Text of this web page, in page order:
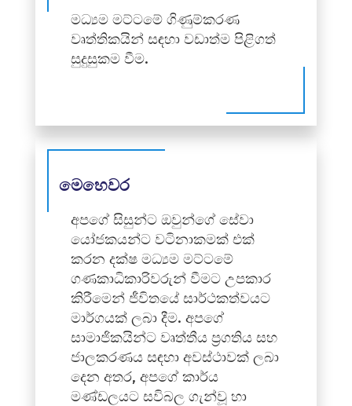
මධ්‍යම මට්ටමේ ගිණුම්කරණ
වෘත්තිකයින් සඳහා වඩාත්ම පිළිගත්
සුදුසුකම වීම.
මෙහෙවර
අපගේ සිසුන්ට ඔවුන්ගේ සේවා
යෝජකයන්ට වටිනාකමක් එක්
කරන දක්ෂ මධ්‍යම මට්ටමේ
ගණකාධිකාරිවරුන් වීමට උපකාර
කිරීමෙන් ජීවිතයේ සාර්ථකත්වයට
මාර්ගයක් ලබා දීම. අපගේ
සාමාජිකයින්ට වෘත්තීය ප්‍රගතිය සහ
ජාලකරණය සඳහා අවස්ථාවක් ලබා
දෙන අතර, අපගේ කාර්ය
මණ්ඩලයට සවිබල ගැන්වූ හා